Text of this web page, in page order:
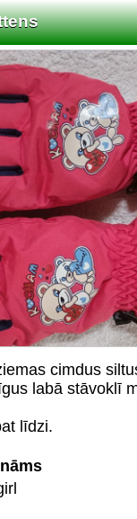
cimdus
labā stāvoklī
līdzi.